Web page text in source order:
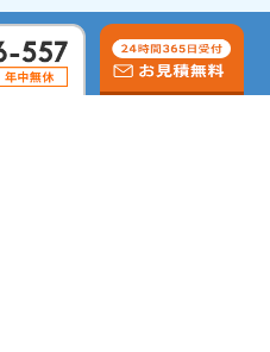
よくあるご質問